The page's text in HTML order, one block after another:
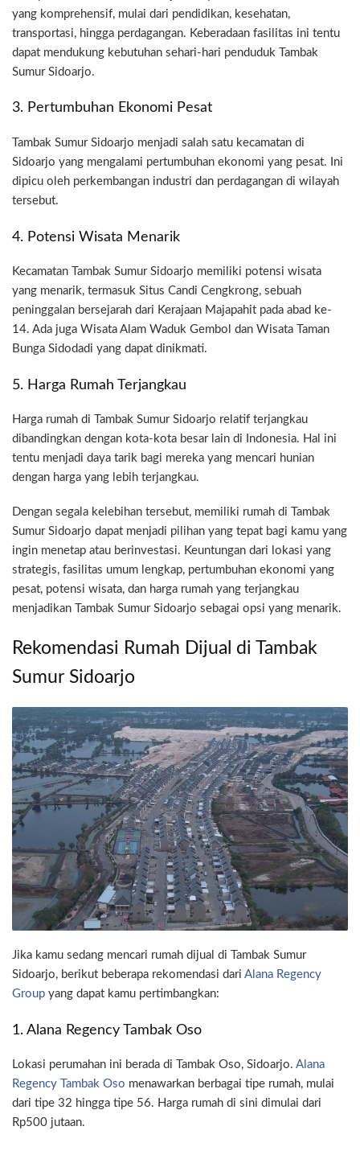
yang komprehensif, mulai dari pendidikan, kesehatan,
transportasi, hingga perdagangan. Keberadaan fasilitas ini tentu
dapat mendukung kebutuhan sehari-hari penduduk Tambak
Sumur Sidoarjo.
3. Pertumbuhan Ekonomi Pesat
Tambak Sumur Sidoarjo menjadi salah satu kecamatan di
Sidoarjo yang mengalami pertumbuhan ekonomi yang pesat. Ini
dipicu oleh perkembangan industri dan perdagangan di wilayah
tersebut.
4. Potensi Wisata Menarik
Kecamatan Tambak Sumur Sidoarjo memiliki potensi wisata
yang menarik, termasuk Situs Candi Cengkrong, sebuah
peninggalan bersejarah dari Kerajaan Majapahit pada abad ke-
14. Ada juga Wisata Alam Waduk Gembol dan Wisata Taman
Bunga Sidodadi yang dapat dinikmati.
5. Harga Rumah Terjangkau
Harga rumah di Tambak Sumur Sidoarjo relatif terjangkau
dibandingkan dengan kota-kota besar lain di Indonesia. Hal ini
tentu menjadi daya tarik bagi mereka yang mencari hunian
dengan harga yang lebih terjangkau.
Dengan segala kelebihan tersebut, memiliki rumah di Tambak
Sumur Sidoarjo dapat menjadi pilihan yang tepat bagi kamu yang
ingin menetap atau berinvestasi. Keuntungan dari lokasi yang
strategis, fasilitas umum lengkap, pertumbuhan ekonomi yang
pesat, potensi wisata, dan harga rumah yang terjangkau
menjadikan Tambak Sumur Sidoarjo sebagai opsi yang menarik.
Rekomendasi Rumah Dijual di Tambak
Sumur Sidoarjo
Jika kamu sedang mencari rumah dijual di Tambak Sumur
Sidoarjo, berikut beberapa rekomendasi dari Alana Regency
Group yang dapat kamu pertimbangkan:
1. Alana Regency Tambak Oso
Lokasi perumahan ini berada di Tambak Oso, Sidoarjo. Alana
Regency Tambak Oso menawarkan berbagai tipe rumah, mulai
dari tipe 32 hingga tipe 56. Harga rumah di sini dimulai dari
Rp500 jutaan.